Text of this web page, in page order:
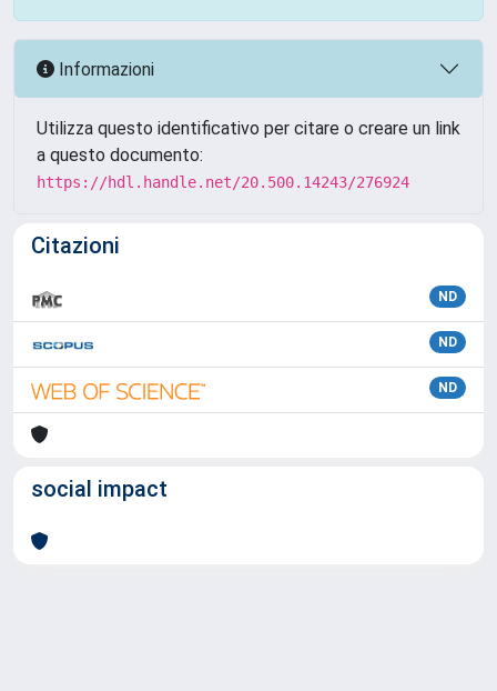
Informazioni
Utilizza questo identificativo per citare o creare un link
a questo documento:
https://hdl.handle.net/20.500.14243/276924
Citazioni
ND
ND
ND
social impact